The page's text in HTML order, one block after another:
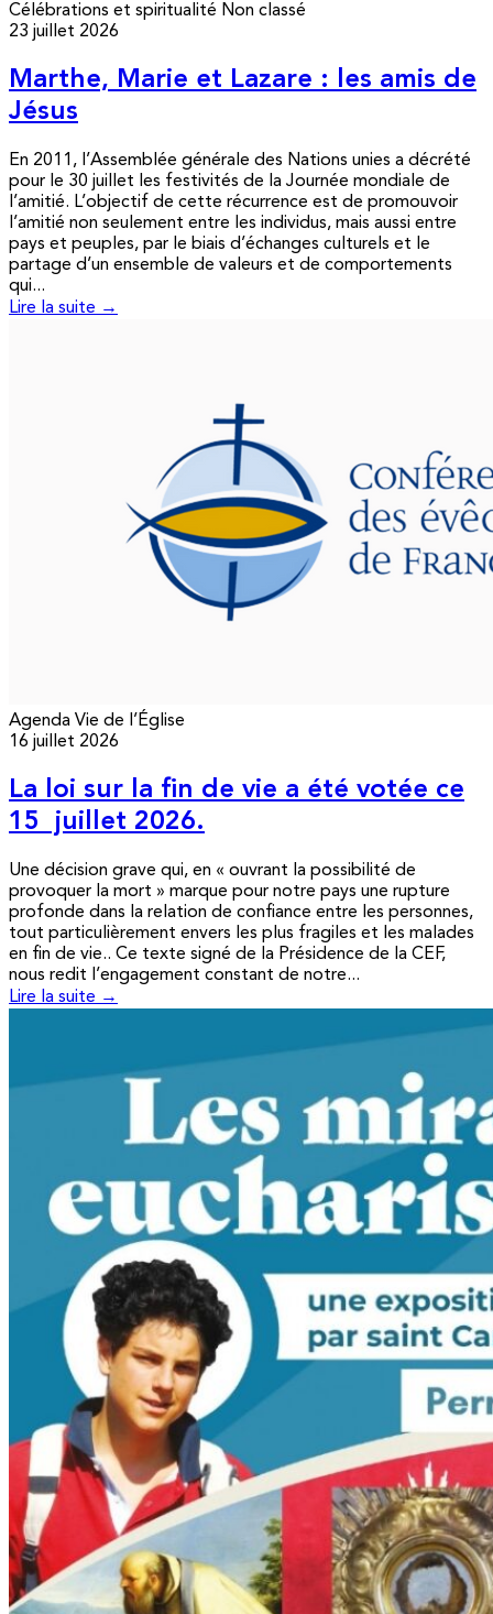
Célébrations et spiritualité Non classé
23 juillet 2026
Marthe, Marie et Lazare : les amis de
Jésus
En 2011, l’Assemblée générale des Nations unies a décrété
pour le 30 juillet les festivités de la Journée mondiale de
l’amitié. L’objectif de cette récurrence est de promouvoir
l’amitié non seulement entre les individus, mais aussi entre
pays et peuples, par le biais d’échanges culturels et le
partage d’un ensemble de valeurs et de comportements
qui...
Lire la suite →
Agenda Vie de l’Église
16 juillet 2026
La loi sur la fin de vie a été votée ce
15 juillet 2026.
Une décision grave qui, en « ouvrant la possibilité de
provoquer la mort » marque pour notre pays une rupture
profonde dans la relation de confiance entre les personnes,
tout particulièrement envers les plus fragiles et les malades
en fin de vie.. Ce texte signé de la Présidence de la CEF,
nous redit l’engagement constant de notre...
Lire la suite →